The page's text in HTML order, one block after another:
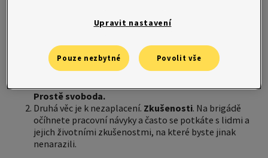
Najít si práci nebo brigádu má hned několik výhod:
Například získátevlastní prostředkyprávě na to
Prostě svoboda.
Druhá věc je k nezaplacení. Zkušenosti. Na brigádě
očíhnete pracovní návyky a často se potkáte s lidmi a
jejich životními zkušenostmi, na které byste jinak
nenarazili.
Upravit nastavení
Pouze nezbytné Povolit vše